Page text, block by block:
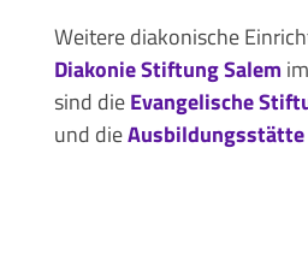
Weitere diakonische
Diakonie Stiftung Salem
sind dieEvangelische
und dieAusbildungsstätte